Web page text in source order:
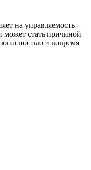
на управляемость
может стать причиной
и вовремя